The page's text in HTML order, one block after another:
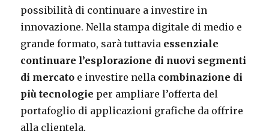
possibilità di continuare a investire in
innovazione. Nella stampa digitale di medio e
grande formato, sarà tuttavia essenziale
continuare l’esplorazione di nuovi segmenti
di mercato e investire nella combinazione di
più tecnologie per ampliare l’offerta del
portafoglio di applicazioni grafiche da offrire
alla clientela.